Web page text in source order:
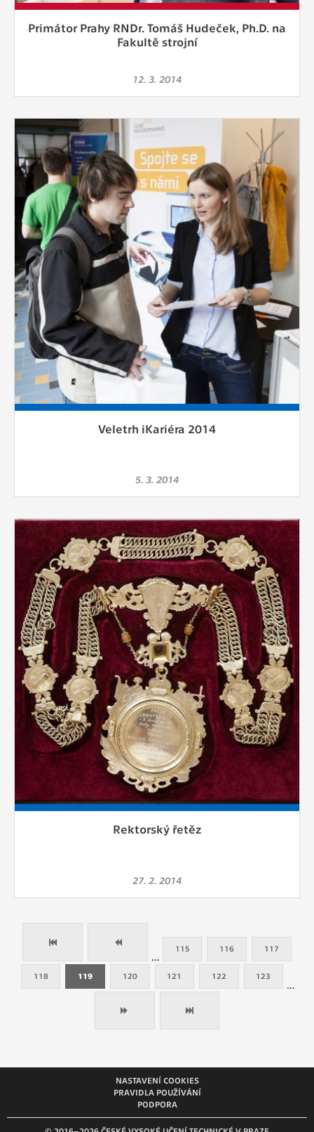
Primátor Prahy RNDr. Tomáš Hudeček, Ph.D. na
Fakultě strojní
12. 3. 2014
Veletrh iKariéra 2014
5. 3. 2014
Rektorský řetěz
27. 2. 2014
…
115 116 117
118 119 120 121 122 123
NASTAVENÍ COOKIES
PRAVIDLA POUŽÍVÁNÍ
PODPORA